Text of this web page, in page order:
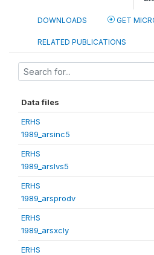
DOWNLOADS GET
RELATED PUBLICATIONS
Data files
ERHS
1989_arsinc5
ERHS
1989_arslvs5
ERHS
1989_arsprodv
ERHS
1989_arsxcly
ERHS